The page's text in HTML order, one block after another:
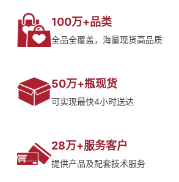
100万+品类
全品全覆盖，海量现货高品质
50万+瓶现货
可实现最快4小时送达
28万+服务客户
提供产品及配套技术服务